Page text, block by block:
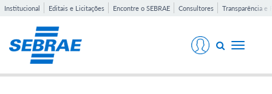
Institucional Editais e Licitações Encontre o SEBRAE Consultores Transparência e
Toggle